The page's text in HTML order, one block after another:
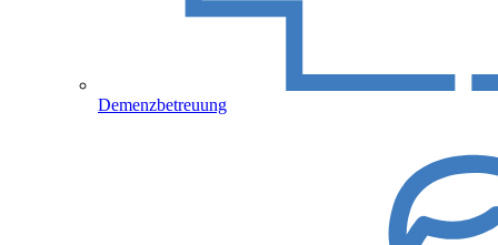
Demenzbetreuung